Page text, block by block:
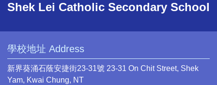
Shek Lei Catholic Secondary School
學校地址 Address
新界葵涌石蔭安捷街23-31號 23-31 On Chit Street, Shek
Yam, Kwai Chung, NT